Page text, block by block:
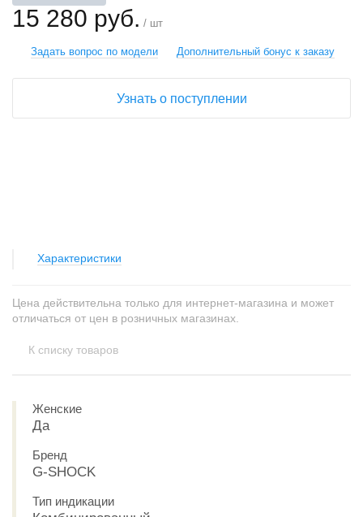
Характеристики
15 280 руб. / шт
Задать вопрос по модели Дополнительный бонус к заказу
Узнать о поступлении
Цена действительна только для интернет-магазина и может
отличаться от цен в розничных магазинах.
К списку товаров
Женские
Да
Бренд
G-SHOCK
Тип индикации